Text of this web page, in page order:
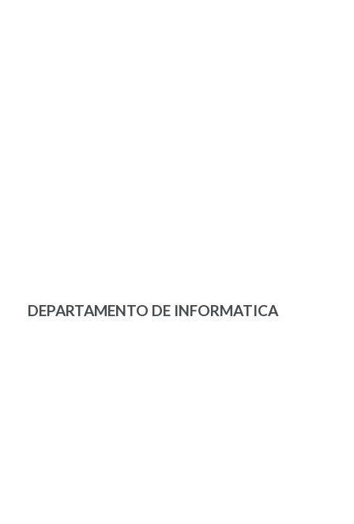
DEPARTAMENTO DE INFORMATICA